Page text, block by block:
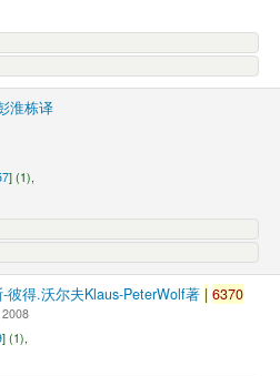
淮栋译
] (1),
彼得.沃尔夫Klaus-PeterWolf著 | 6370
] (1),